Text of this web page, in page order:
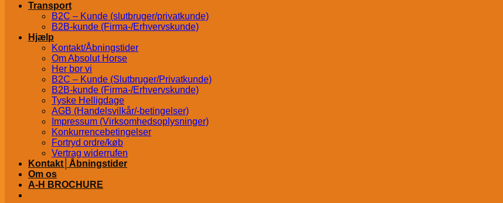
Transport
B2C – Kunde (slutbruger/privatkunde)
B2B-kunde (Firma-/Erhvervskunde)
Hjælp
Kontakt/Åbningstider
Om Absolut Horse
Her bor vi
B2C – Kunde (Slutbruger/Privatkunde)
B2B-kunde (Firma-/Erhvervskunde)
Tyske Helligdage
AGB (Handelsvilkår/-betingelser)
Impressum (Virksomhedsoplysninger)
Konkurrencebetingelser
Fortryd ordre/køb
Vertrag widerrufen
Kontakt│Åbningstider
Om os
A-H BROCHURE